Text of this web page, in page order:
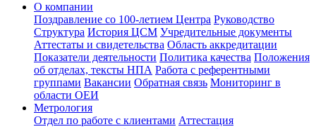
О компании
Поздравление со 100-летием Центра Руководство
Структура История ЦСМ Учредительные документы
Аттестаты и свидетельства Область аккредитации
Показатели деятельности Политика качества Положения
об отделах, тексты НПА Работа с референтными
группами Вакансии Обратная связь Мониторинг в
области ОЕИ
Метрология
Отдел по работе с клиентами Аттестация